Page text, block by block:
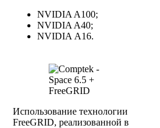
NVIDIA A100;
NVIDIA A40;
NVIDIA А16.
Использование технологии
FreeGRID, реализованной в